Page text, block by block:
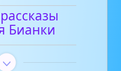
Бианки